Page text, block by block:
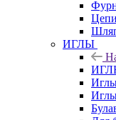
Цепи
ИГЛЫ